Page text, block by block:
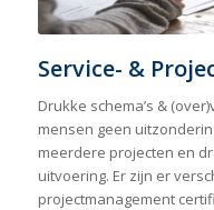
Service- &
Drukke schema’s &
mensen geen
meerdere projecten en
uitvoering. Er zijn er
projectmanagement